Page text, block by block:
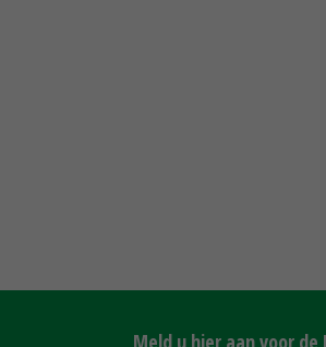
Meld u hier aan voor